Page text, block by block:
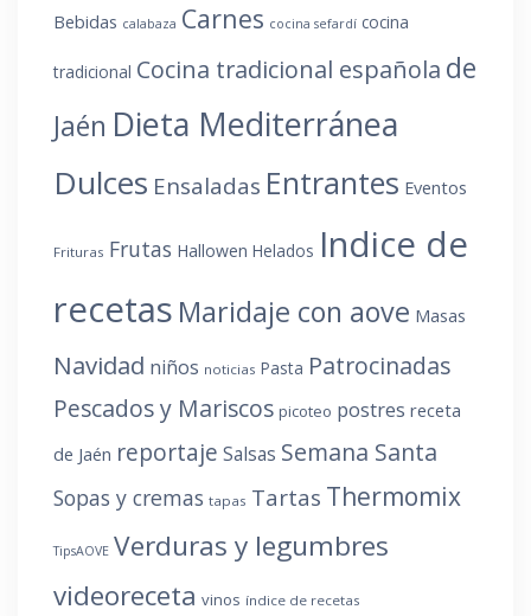
Bebidas calabaza Carnes cocina sefardí cocina
tradicional Cocina tradicional española de
Jaén Dieta Mediterránea
Dulces Ensaladas Entrantes Eventos
Frituras Frutas Hallowen Helados Indice de
recetas Maridaje con aove Masas
Navidad niños noticias Pasta Patrocinadas
Pescados y Mariscos picoteo postres receta
de Jaén reportaje Salsas Semana Santa
Sopas y cremas tapas Tartas Thermomix
TipsAOVE Verduras y legumbres
videoreceta vinos índice de recetas